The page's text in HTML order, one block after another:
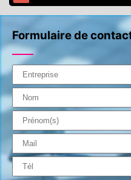
Formulaire de